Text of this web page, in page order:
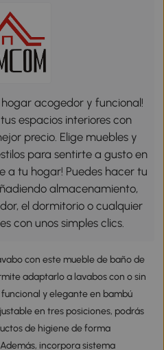
acogedor y funcional!
espacios interiores con
precio. Elige muebles y
para sentirte a gusto en
a tu hogar! Puedes hacer tu
almacenamiento,
el dormitorio o cualquier
con unos simples clics.
con este mueble de baño de
adaptarlo a lavabos con o sin
y elegante en bambú
en tres posiciones, podrás
de higiene de forma
incorpora sistema